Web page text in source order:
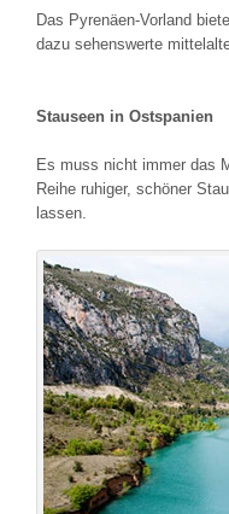
Das Pyrenäen-Vorland
dazu sehenswerte
Stauseen in Ostspanien
Es muss nicht immer das
Reihe ruhiger, schöner
lassen.